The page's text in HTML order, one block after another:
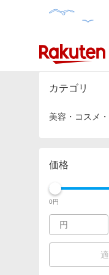
カテゴリー一覧
カテゴリ
美容・コスメ
価格
0円